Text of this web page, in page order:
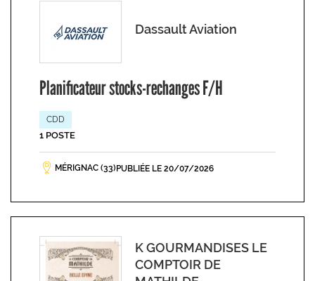
Dassault Aviation
Planificateur stocks-rechanges F/H
CDD
1 POSTE
MÉRIGNAC (33) PUBLIÉE LE 20/07/2026
K GOURMANDISES LE
COMPTOIR DE